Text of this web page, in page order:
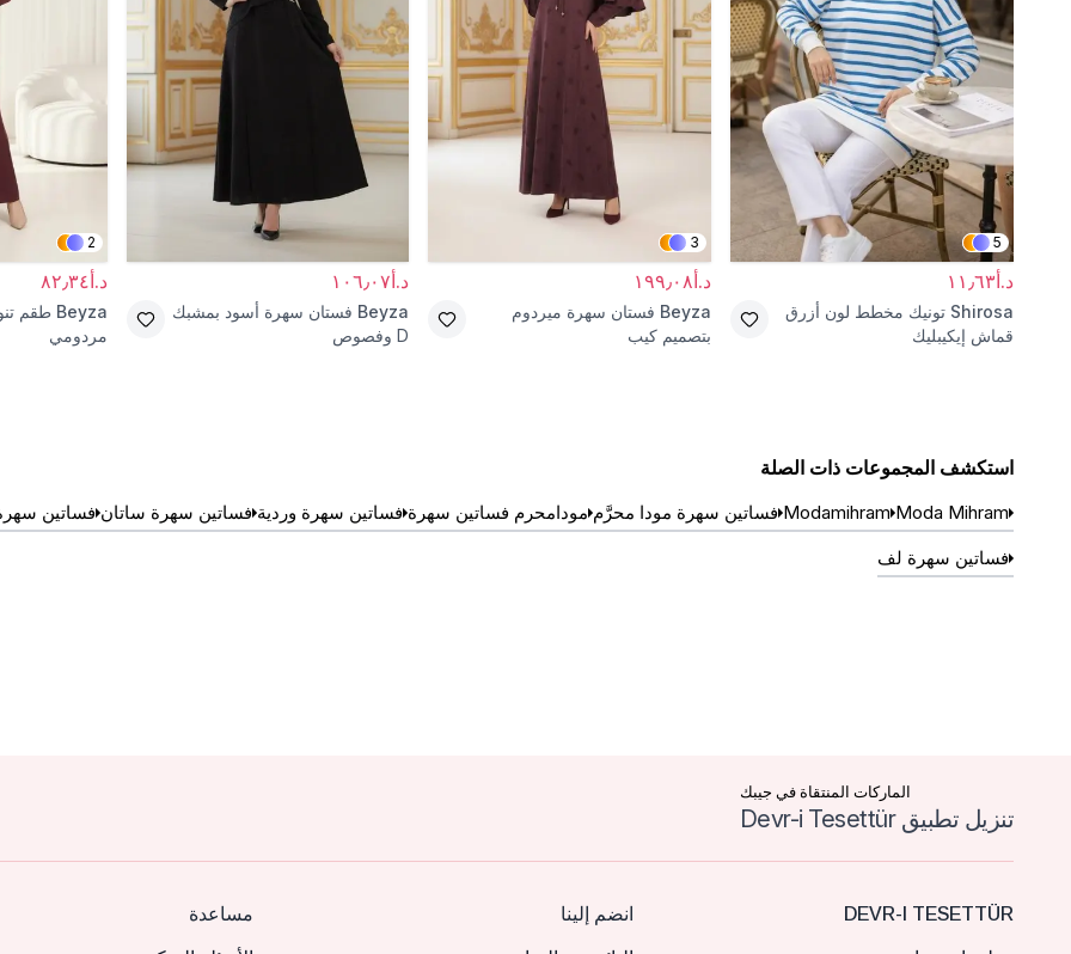
5
د.أ١١٫٦٣
Shirosa تونيك مخطط لون أزرق
قماش إيكيبليك
3
د.أ١٩٩٫٠٨
Beyza فستان سهرة ميردوم
بتصميم كيب
د.أ١٠٦٫٠٧
Beyza فستان سهرة أسود بمشبك
D وفصوص
2
د.أ٨٢٫٣٤
Beyza طقم
مردومي
استكشف المجموعات ذات الصلة
Moda Mihram
Modamihram فساتين سهرة مودا محرَّم مودامحرم فساتين سهرة فساتين سهرة وردية فساتين سهرة ساتان فساتين
فساتين سهرة لف
الماركات المنتقاة في جيبك
تنزيل تطبيق Devr-i Tesettür
DEVR-I TESETTÜR انضم إلينا مساعدة